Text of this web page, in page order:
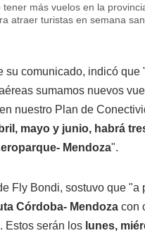
tener más vuelos en la
atraer turistas en semana
su comunicado, indicó que
sumamos nuevos
nuestro Plan de
mayo y junio, habrá
Mendoza".
Fly Bondi, sostuvo que "a
Córdoba- Mendoza con
Estos serán los lunes,